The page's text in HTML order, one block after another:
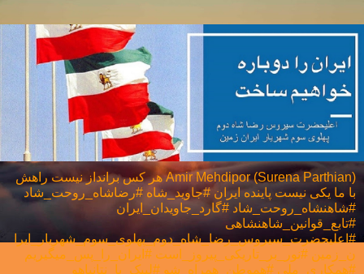
Amir Mehdipor (Surena Parthian) هر كس برانداز نيست راهش
با ما يكی نيست پاینده ایران #جاوید_شاه #رضاشاه_روحت_شاد
#شاهنشاه_روحت_شاد #گارد_جاویدان_ایران
#تابع_قوانین_شاهنشاهی
#اعلیحضرت_سیروس_رضا_شاه_دوم_پهلوی_سوم_شهریار_ایرا
ن_زمین #نور_بر_تاریکی_پیروز_است #ایران_را_پس_میگیریم
#همکاری_ملی⁩ #هموطن_همراه_شو #لبیک_یا_نتانیاهو